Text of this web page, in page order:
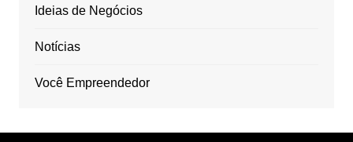
Ideias de Negócios
Notícias
Você Empreendedor